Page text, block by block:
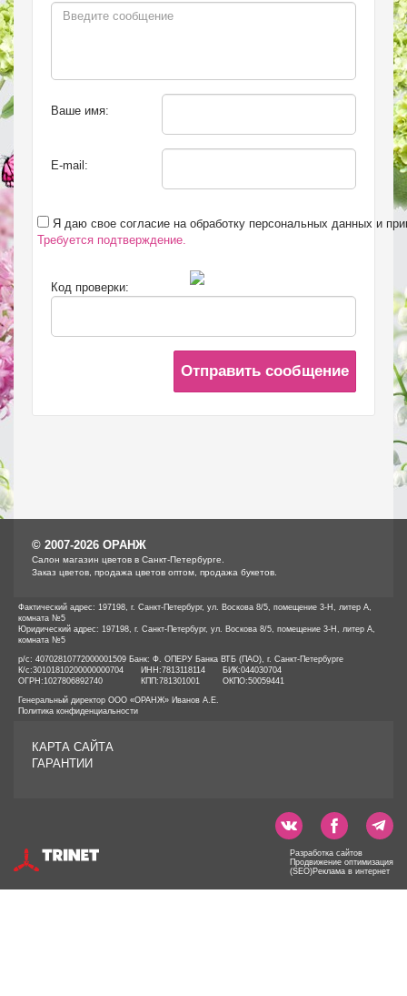
Ваше имя:
E-mail:
Я даю свое согласие на обработку персональных данных и
Требуется подтверждение.
Код проверки:
Отправить сообщение
© 2007-2026 ОРАНЖ
Cалон магазин цветов в Санкт-Петербурге.
Заказ цветов, продажа цветов оптом, продажа букетов.
Фактический адрес: 197198, г. Санкт-Петербург, ул. Воскова 8/5, помещение 3-Н, литер А,
комната №5
Юридический адрес: 197198, г. Санкт-Петербург, ул. Воскова 8/5, помещение 3-Н, литер А,
комната №5
р/с: 40702810772000001509 Банк: Ф. ОПЕРУ Банка ВТБ (ПАО), г. Санкт-Петербурге
К/с:30101810200000000704 ИНН:7813118114 БИК:044030704
ОГРН:1027806892740 КПП:781301001 ОКПО:50059441
Генеральный директор ООО «ОРАНЖ» Иванов А.Е.
Политика конфиденциальности
КАРТА САЙТА
ГАРАНТИИ
Разработка сайтов
Продвижение оптимизация
(SEO)Реклама в интернет